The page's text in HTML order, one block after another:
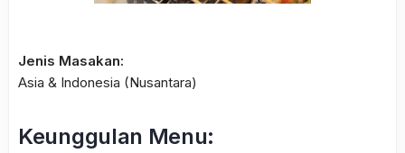
Jenis Masakan:
Asia & Indonesia (Nusantara)
Keunggulan Menu: